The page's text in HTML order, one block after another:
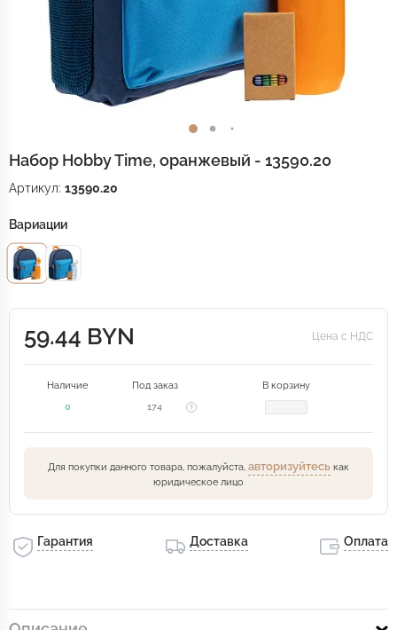
Набор Hobby Time, оранжевый - 13590.20
Артикул: 13590.20
Вариации
59.44 BYN Цена с НДС
Наличие Под заказ
В корзину
0
174
Для покупки данного товара, пожалуйста, авторизуйтесь как
юридическое лицо
Гарантия Доставка Оплата